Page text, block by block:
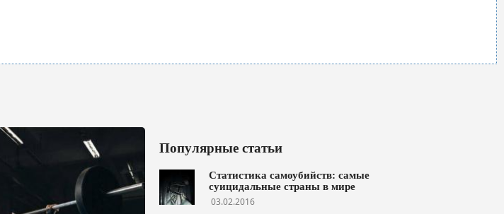
Популярные статьи
Статистика самоубийств: самые
суицидальные страны в мире
03.02.2016